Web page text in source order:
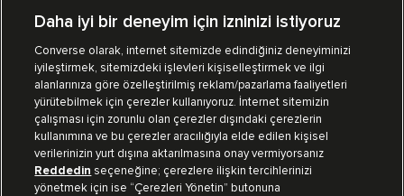
Mağazalarımız Sipariş Takibi
Müşteri İlişkileri
Koleksiyon
Daha iyi bir deneyim için izninizi istiyoruz
Converse olarak, internet sitemizde edindiğiniz deneyiminizi
iyileştirmek, sitemizdeki işlevleri kişiselleştirmek ve ilgi
alanlarınıza göre özelleştirilmiş reklam/pazarlama faaliyetleri
yürütebilmek için çerezler kullanıyoruz. İnternet sitemizin
çalışması için zorunlu olan çerezler dışındaki çerezlerin
kullanımına ve bu çerezler aracılığıyla elde edilen kişisel
verilerinizin yurt dışına aktarılmasına onay vermiyorsanız
Reddedin seçeneğine; çerezlere ilişkin tercihlerinizi
yönetmek için ise “Çerezleri Yönetin” butonuna